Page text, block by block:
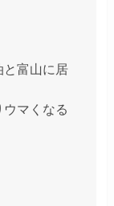
と富山に居
マくなる